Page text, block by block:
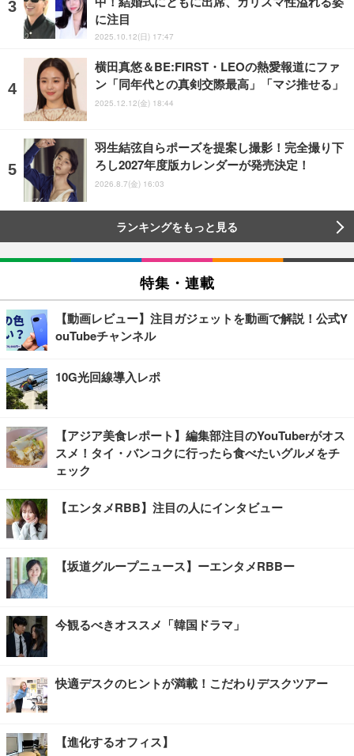
に注目
2025.10.12(日) 17:47
横田真悠＆BE:FIRST・LEOの熱愛報道にファ
ン「同年代との真剣交際最高」「マジ推せる」
2025.12.12(金) 18:44
羽生結弦自らポーズを提案し撮影！完全撮り下
ろし2027年度版カレンダーが発売決定！
2026.8.7(金) 16:03
ランキングをもっと見る
特集・連載
【動画レビュー】注目ガジェットを動画で解説！公式Y
ouTubeチャンネル
10G光回線導入レポ
【アジア美食レポート】編集部注目のYouTuberがオス
スメ！タイ・バンコクに行ったら食べたいグルメをチ
ェック
【エンタメRBB】注目の人にインタビュー
【坂道グループニュース】ーエンタメRBBー
今観るべきオススメ「韓国ドラマ」
快適デスクのヒントが満載！こだわりデスクツアー
【進化するオフィス】